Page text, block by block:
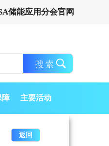
储能应用分会官网
障 主要活动
返回